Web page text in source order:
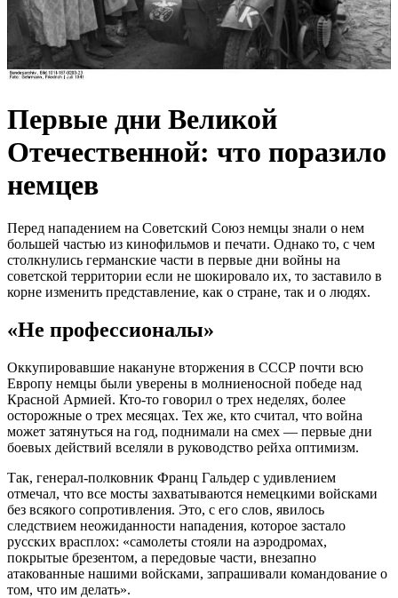
Первые дни Великой
Отечественной: что поразило
немцев
Перед нападением на Советский Союз немцы знали о нем
большей частью из кинофильмов и печати. Однако то, с чем
столкнулись германские части в первые дни войны на
советской территории если не шокировало их, то заставило в
корне изменить представление, как о стране, так и о людях.
«Не профессионалы»
Оккупировавшие накануне вторжения в СССР почти всю
Европу немцы были уверены в молниеносной победе над
Красной Армией. Кто-то говорил о трех неделях, более
осторожные о трех месяцах. Тех же, кто считал, что война
может затянуться на год, поднимали на смех — первые дни
боевых действий вселяли в руководство рейха оптимизм.
Так, генерал-полковник Франц Гальдер с удивлением
отмечал, что все мосты захватываются немецкими войсками
без всякого сопротивления. Это, с его слов, явилось
следствием неожиданности нападения, которое застало
русских врасплох: «самолеты стояли на аэродромах,
покрытые брезентом, а передовые части, внезапно
атакованные нашими войсками, запрашивали командование о
том, что им делать».